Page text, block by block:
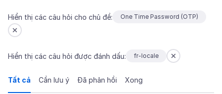
Hiển thị các câu hỏi cho chủ đề: One Time Password (OTP)
Hiển thị các câu hỏi được đánh dấu: fr-locale
Tất cả Cần lưu ý Đã phản hồi Xong